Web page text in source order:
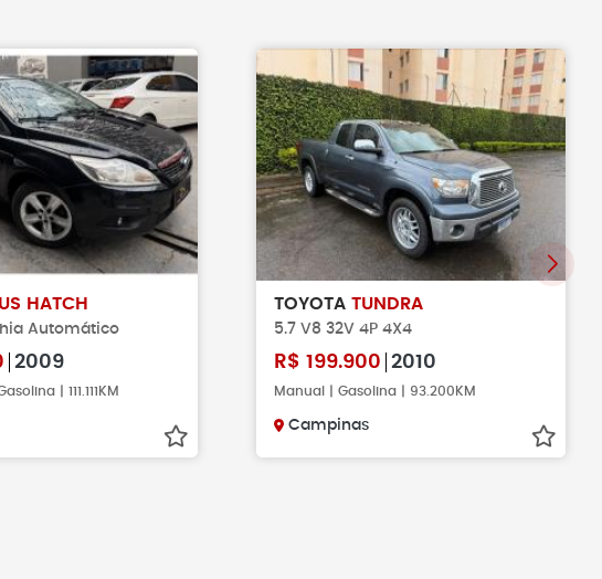
HATCH
Automático
2009
| 111.111KM
TOYOTA TUNDRA
5.7 V8 32V 4P 4X4
R$ 199.900 2010
Manual | Gasolina | 93.200KM
Campinas